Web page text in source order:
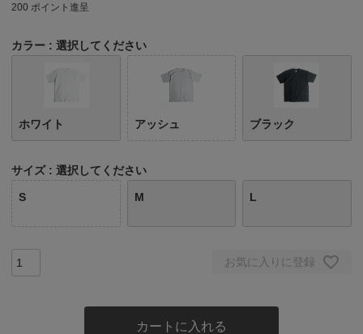
200 ポイント進呈
カラー 選択してください
ホワイト アッシュ ブラック
サイズ 選択してください
S M L
お気に入りに登録
カートに入れる